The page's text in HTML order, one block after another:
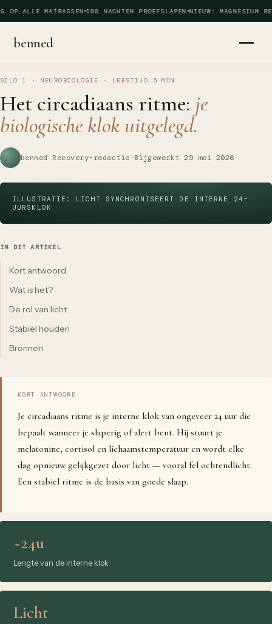
OP ALLE MATRASSEN 100 NACHTEN PROEFSLAPEN NIEUW: MAGNESIUM
benned
SILO 1 · NEUROBIOLOGIE · LEESTIJD 5 MIN
Het circadiaans ritme: je
biologische klok uitgelegd.
benned Recovery-redactie ·Bijgewerkt 29 mei 2026
ILLUSTRATIE: LICHT SYNCHRONISEERT DE INTERNE 24-
UURSKLOK
IN DIT ARTIKEL
Kort antwoord
Wat is het?
De rol van licht
Stabiel houden
Bronnen
KORT ANTWOORD
Je circadiaans ritme is je interne klok van ongeveer 24 uur die
bepaalt wanneer je slaperig of alert bent. Hij stuurt je
melatonine, cortisol en lichaamstemperatuur en wordt elke
dag opnieuw gelijkgezet door licht — vooral fel ochtendlicht.
Een stabiel ritme is de basis van goede slaap.
~24u
Lengte van de interne klok
Licht